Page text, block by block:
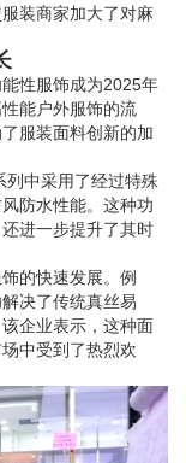
装商家加大了对麻
性服饰成为2025年
能户外服饰的流
服装面料创新的加
列中采用了经过特殊
防水性能。这种功
进一步提升了其时
的快速发展。例
决了传统真丝易
企业表示，这种面
中受到了热烈欢